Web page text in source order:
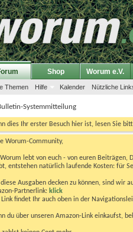
Themen Hilfe Kalender Nützliche
Shop Worum e.V.
Systemmitteilung
dies Ihr erster Besuch hier ist, lesen Sie
Worum-Community,
lebt von euch - von euren Beiträgen,
entstehen natürlich laufende Kosten: für
Ausgaben decken zu können, sind wir
Partnerlink: klick
Link findet Ihr auch oben in der
du über unseren Amazon-Link einkaufst,